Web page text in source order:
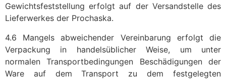
Gewichtsfeststellung erfolgt auf der Versandstelle des
Lieferwerkes der Prochaska.
4.6 Mangels abweichender Vereinbarung erfolgt die
Verpackung in handelsüblicher Weise, um unter
normalen Transportbedingungen Beschädigungen der
Ware auf dem Transport zu dem festgelegten